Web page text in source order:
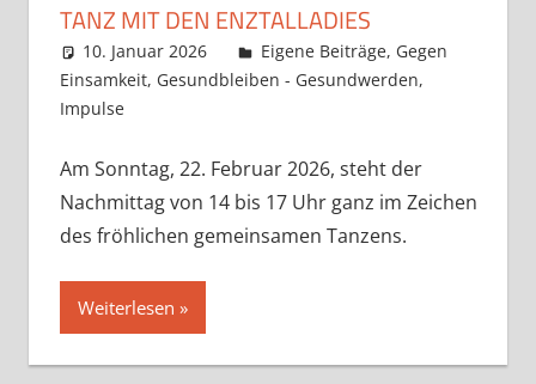
TANZ MIT DEN ENZTALLADIES
10. Januar 2026 Claudia Ollenhauer
Eigene Beiträge, Gegen
Einsamkeit, Gesundbleiben - Gesundwerden,
Impulse
Am Sonntag, 22. Februar 2026, steht der
Nachmittag von 14 bis 17 Uhr ganz im Zeichen
des fröhlichen gemeinsamen Tanzens.
Weiterlesen